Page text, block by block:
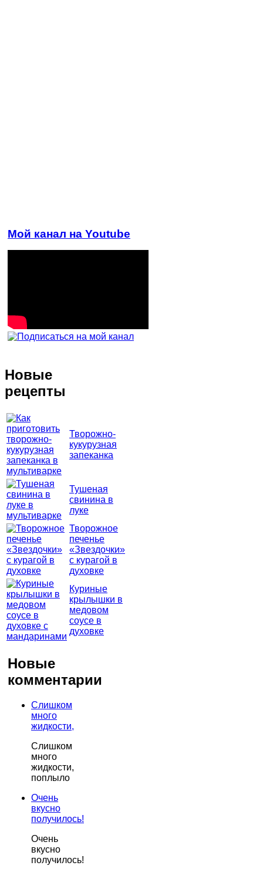
Мой канал на Youtube
Новые
рецепты
Творожно-
кукурузная
запеканка
Тушеная
свинина в
луке
Творожное
печенье
«Звездочки»
с курагой в
духовке
Куриные
крылышки в
медовом
соусе в
духовке
Новые
комментарии
Слишком
много
жидкости,
Слишком
много
жидкости,
поплыло
Очень
вкусно
получилось!
Очень
вкусно
получилось!